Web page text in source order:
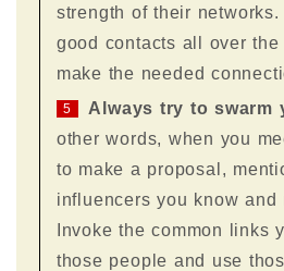
strength of their
good contacts all over
make the needed
5 Always try to swarm
other words, when you
to make a proposal,
influencers you know and
Invoke the common links
those people and use